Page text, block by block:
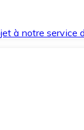
à notre service